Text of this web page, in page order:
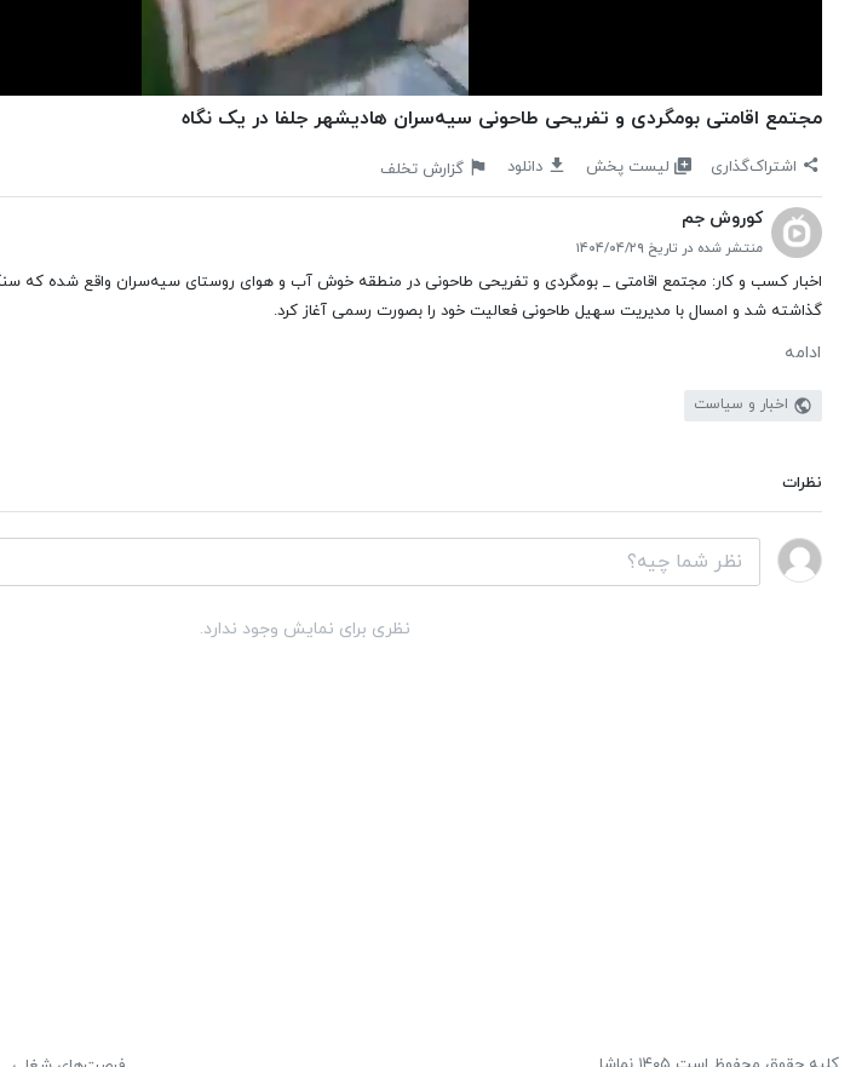
مجتمع اقامتی بومگردی و تفریحی طاحونی سیه‌سران هادیشهر جلفا در یک نگاه
اشتراک‌گذاری لیست پخش دانلود گزارش تخلف
کوروش جم
منتشر شده در تاریخ ۱۴۰۴/۰۴/۲۹
گذاشته شد و امسال با مدیریت سهیل طاحونی فعالیت خود را بصورت رسمی آغاز کرد.
ادامه
اخبار و سیاست
نظرات
نظری برای نمایش وجود ندارد.